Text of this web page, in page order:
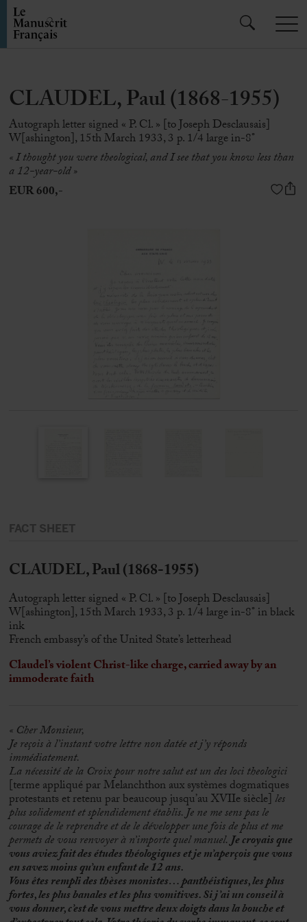
CLAUDEL, Paul (1868-1955)
Autograph letter signed « P. Cl. » [to Joseph Desclausais]
W[ashington], 15th March 1933, 3 p. 1/4 large in-8°
« I thought you were theological, and I see that you know less than
a 12-year-old »
EUR 600,-
FACT SHEET
CLAUDEL, Paul (1868-1955)
Autograph letter signed « P. Cl. » [to Joseph Desclausais]
W[ashington], 15th March 1933, 3 p. 1/4 large in-8° in black
ink
French embassy’s of the United State’s letterhead
Claudel’s violent Christ-like charge, carried away by an
immoderate faith
« Cher Monsieur,
Je reçois à l’instant votre lettre non datée et j’y réponds
immédiatement.
La nécessité de la Croix pour notre salut est un des loci theologici
[terme appliqué par Melanchthon aux systèmes dogmatiques
protestants et retenu par beaucoup jusqu’au XVIIe siècle] les
plus solidement et splendidement établis. Je ne me sens pas le
courage de le reprendre et de le développer une fois de plus et me
permets de vous renvoyer à n’importe quel manuel.Je croyais que
vous aviez fait des études théologiques et je m’aperçois que vous
en savez moins qu’un enfant de 12 ans.
Vous êtes rempli des thèses monistes… panthéistiques, les plus
fortes, les plus banales et les plus vomitives. Si j’ai un conseil à
vous donner, c’est de vous mettre deux doigts dans la bouche et